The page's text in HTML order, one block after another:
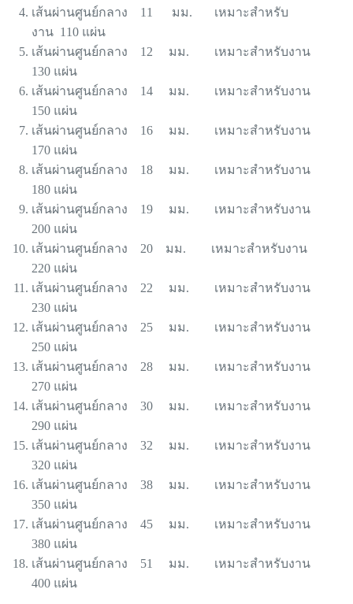
เส้นผ่านศูนย์กลาง 11 มม. เหมาะสำหรับ
งาน 110 แผ่น
เส้นผ่านศูนย์กลาง 12 มม. เหมาะสำหรับงาน
130 แผ่น
เส้นผ่านศูนย์กลาง 14 มม. เหมาะสำหรับงาน
150 แผ่น
เส้นผ่านศูนย์กลาง 16 มม. เหมาะสำหรับงาน
170 แผ่น
เส้นผ่านศูนย์กลาง 18 มม. เหมาะสำหรับงาน
180 แผ่น
เส้นผ่านศูนย์กลาง 19 มม. เหมาะสำหรับงาน
200 แผ่น
เส้นผ่านศูนย์กลาง 20 มม. เหมาะสำหรับงาน
220 แผ่น
เส้นผ่านศูนย์กลาง 22 มม. เหมาะสำหรับงาน
230 แผ่น
เส้นผ่านศูนย์กลาง 25 มม. เหมาะสำหรับงาน
250 แผ่น
เส้นผ่านศูนย์กลาง 28 มม. เหมาะสำหรับงาน
270 แผ่น
เส้นผ่านศูนย์กลาง 30 มม. เหมาะสำหรับงาน
290 แผ่น
เส้นผ่านศูนย์กลาง 32 มม. เหมาะสำหรับงาน
320 แผ่น
เส้นผ่านศูนย์กลาง 38 มม. เหมาะสำหรับงาน
350 แผ่น
เส้นผ่านศูนย์กลาง 45 มม. เหมาะสำหรับงาน
380 แผ่น
เส้นผ่านศูนย์กลาง 51 มม. เหมาะสำหรับงาน
400 แผ่น